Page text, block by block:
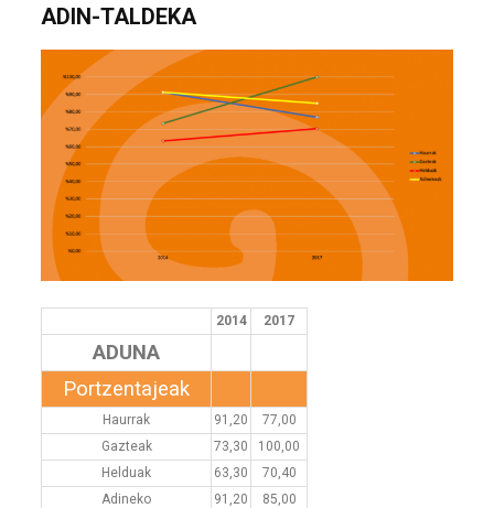
ADIN-TALDEKA
2014 2017
ADUNA
Portzentajeak
Haurrak 91,20
77,00
Gazteak
73,30
100,00
Helduak
63,30
70,40
Adineko
91,20 85,00